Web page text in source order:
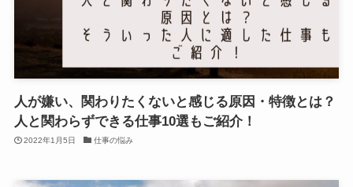
人が嫌い、関わりたくないと感じる原因・特徴とは？
人と関わらずできる仕事10選もご紹介！
2022年1月5日 仕事の悩み